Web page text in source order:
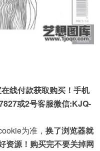
线付款获取购买！手机
或2号客服微信:KJQ-
为准， 换了浏览器就
资源！购买完不要关掉网